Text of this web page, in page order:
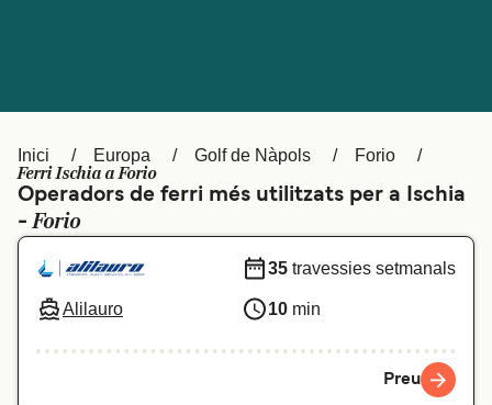
Ελλάδα Belgique (FR)
Polska Deutschland
Schweiz (DE) Norge
Inici Europa Golf de Nàpols Forio
Ferri Ischia a Forio
Operadors de ferri més utilitzats per a Ischia
-Forio
Alilauro
35 travessies setmanals
10 min
Preu